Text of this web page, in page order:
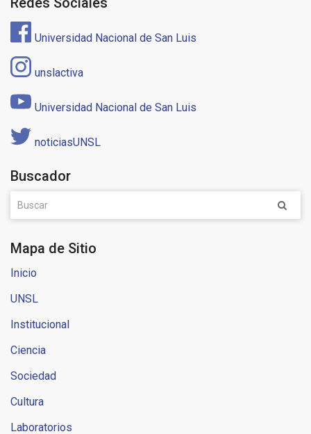
Universidad Nacional de San Luis
unslactiva
Universidad Nacional de San Luis
noticiasUNSL
Buscador
Mapa de Sitio
Inicio
UNSL
Institucional
Ciencia
Sociedad
Cultura
Laboratorios